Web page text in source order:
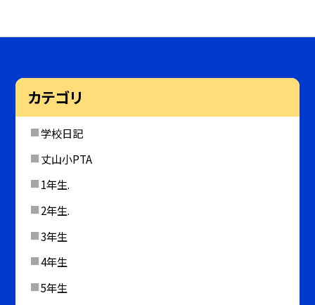
カテゴリ
学校日記
丈山小PTA
1年生.
2年生.
3年生
4年生
5年生